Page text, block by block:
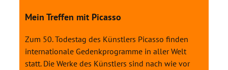
Mein Treffen mit Picasso
Zum 50. Todestag des Künstlers Picasso finden
internationale Gedenkprogramme in aller Welt
statt. Die Werke des Künstlers sind nach wie vor